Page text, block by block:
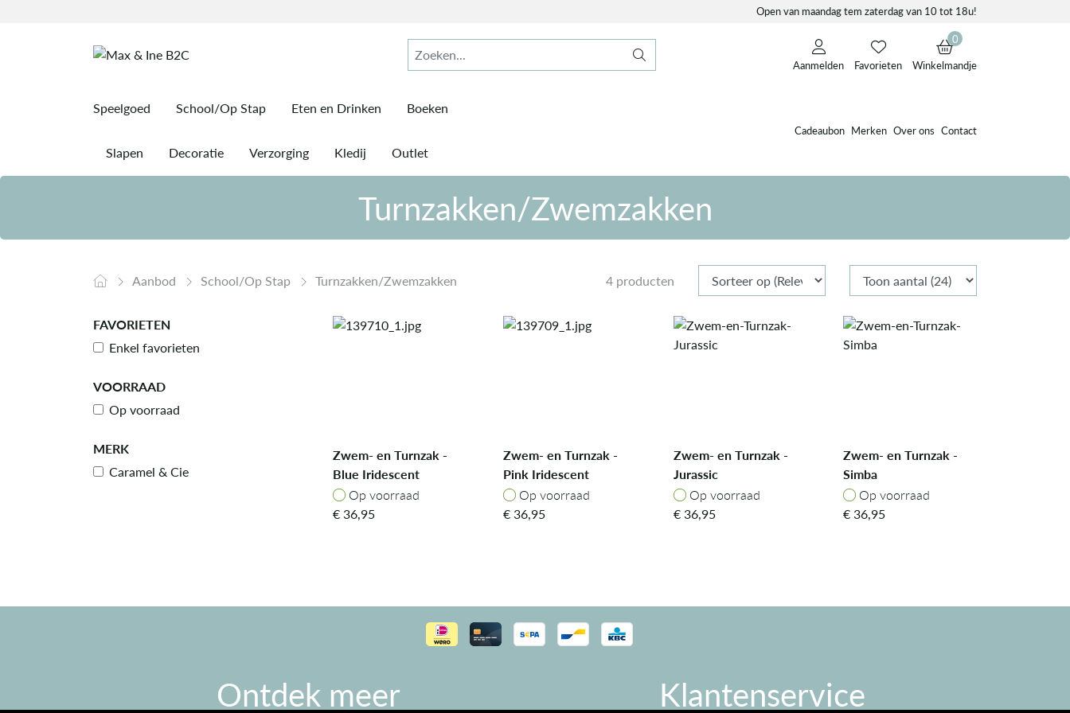
Open van maandag tem zaterdag van 10 tot 18u!
Aanmelden Favorieten
0
Winkelmandje
Speelgoed School/Op Stap Eten en Drinken Boeken
Slapen Decoratie Verzorging Kledij Outlet
Cadeaubon Merken Over ons Contact
Turnzakken/Zwemzakken
Aanbod School/Op Stap Turnzakken/Zwemzakken 4 producten
FAVORIETEN
Enkel favorieten
VOORRAAD
Op voorraad
MERK
Caramel & Cie
Zwem- en Turnzak -
Blue Iridescent
Butterfly
Op voorraad
Op voorraad
€36,95
Zwem- en Turnzak -
Pink Iridescent
Butterfly
Op voorraad
Op voorraad
€36,95
Zwem- en Turnzak -
Jurassic
Op voorraad
Op voorraad
€36,95
Zwem- en Turnzak -
Simba
Op voorraad
Op voorraad
€36,95
Ontdek meer Klantenservice